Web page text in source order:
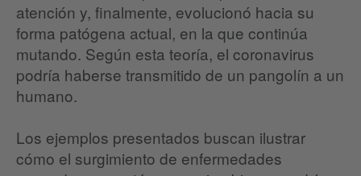
atención y, finalmente, evolucionó hacia su
forma patógena actual, en la que continúa
mutando. Según esta teoría, el coronavirus
podría haberse transmitido de un pangolín a un
humano.
Los ejemplos presentados buscan ilustrar
cómo el surgimiento de enfermedades